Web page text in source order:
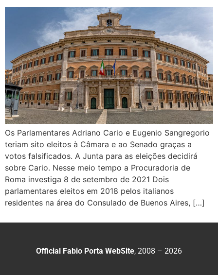
Os Parlamentares Adriano Cario e Eugenio Sangregorio
teriam sito eleitos à Câmara e ao Senado graças a
votos falsificados. A Junta para as eleições decidirá
sobre Cario. Nesse meio tempo a Procuradoria de
Roma investiga 8 de setembro de 2021 Dois
parlamentares eleitos em 2018 pelos italianos
residentes na área do Consulado de Buenos Aires, […]
Official Fabio Porta WebSite, 2008 – 2026